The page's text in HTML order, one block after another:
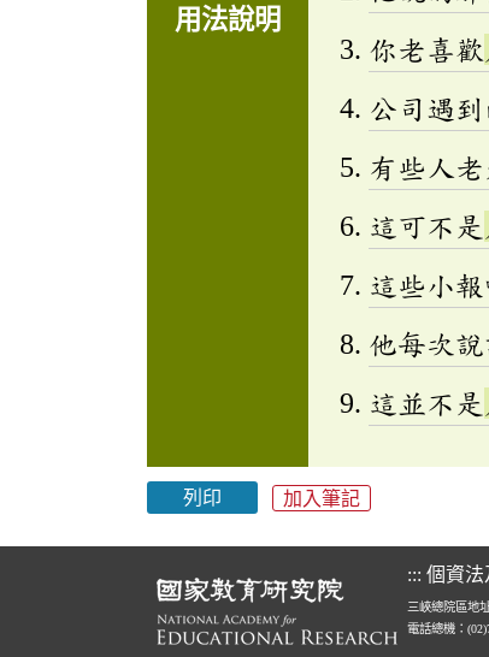
用法說明
你老喜歡
公司遇
有些人
這可不是
這些小
他每次
這並不是
列印 加入筆記
::: 個資法
三峽總院區地
電話總機：